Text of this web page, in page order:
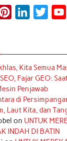
t
e
r
e
s
t
k
e
d
I
n
t
t
r
Kita Semua
Fajar GEO:
Penjawab
di
Laut Kita, dan
on UNTUK
INDAH DI BATIN